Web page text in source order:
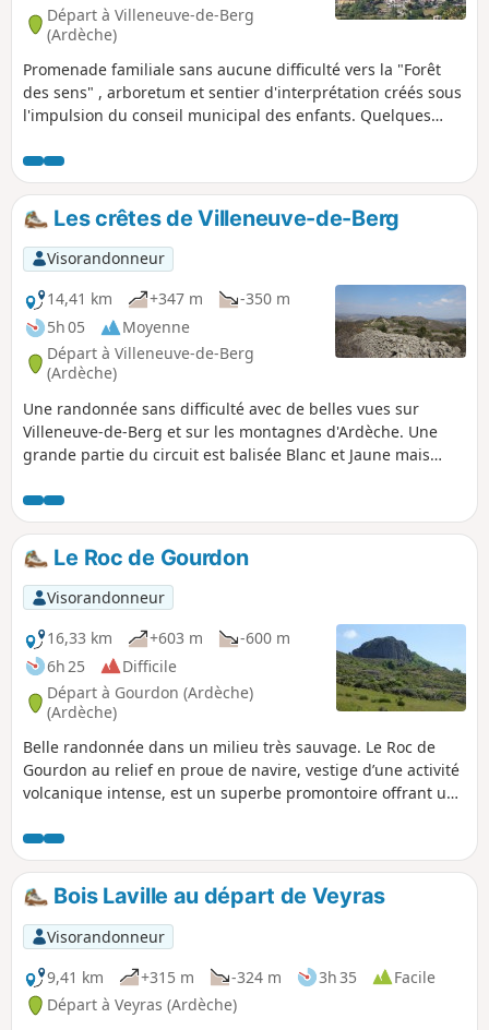
Départ à Villeneuve-de-Berg
(Ardèche)
Promenade familiale sans aucune difficulté vers la "Forêt
des sens" , arboretum et sentier d'interprétation créés sous
l'impulsion du conseil municipal des enfants. Quelques
pour tous, petits et grands.
Les crêtes de Villeneuve-de-Berg
Visorandonneur
14,41 km
+347 m
-350 m
5h 05
Moyenne
Départ à Villeneuve-de-Berg
(Ardèche)
Une randonnée sans difficulté avec de belles vues sur
Villeneuve-de-Berg et sur les montagnes d'Ardèche. Une
grande partie du circuit est balisée Blanc et Jaune mais
permettent de profiter encore plus des crêtes.
Le Roc de Gourdon
Visorandonneur
16,33 km
+603 m
-600 m
6h 25
Difficile
Départ à Gourdon (Ardèche)
(Ardèche)
Belle randonnée dans un milieu très sauvage. Le Roc de
Gourdon au relief en proue de navire, vestige d’une activité
volcanique intense, est un superbe promontoire offrant un
Vivarais.Ajout modérateur au 09/06/2021 : Le Roc de
Gourdon n'est plus accessible (clôture électrifiée) Voir fiche
n°427882 : Boucle Saint-Étienne-de-Boulogne - Gourdon
passage identique (entre les points 6-7 pour les 2
randonnées) mais cependant accessible au Roc de Gourdon
!
Bois Laville au départ de Veyras
Visorandonneur
9,41 km
+315 m -324 m 3h 35
Facile
Départ à Veyras (Ardèche)